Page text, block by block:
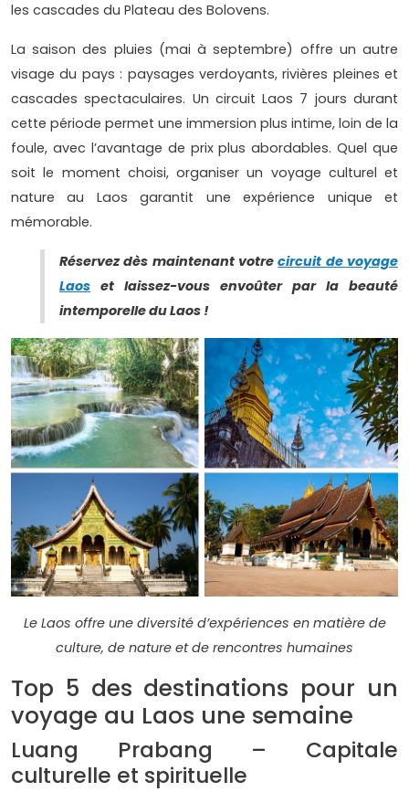
les cascades du Plateau des Bolovens.
La saison des pluies (mai à septembre) offre un autre
visage du pays : paysages verdoyants, rivières pleines et
cascades spectaculaires. Un circuit Laos 7 jours durant
cette période permet une immersion plus intime, loin de la
foule, avec l’avantage de prix plus abordables. Quel que
soit le moment choisi, organiser un voyage culturel et
nature au Laos garantit une expérience unique et
mémorable.
Réservez dès maintenant votrecircuit de voyage
Laos et laissez-vous envoûter par la beauté
intemporelle du Laos !
Le Laos offre une diversité d’expériences en matière de
culture, de nature et de rencontres humaines
Top 5 des destinations pour un
voyage au Laos une semaine
Luang Prabang – Capitale
culturelle et spirituelle